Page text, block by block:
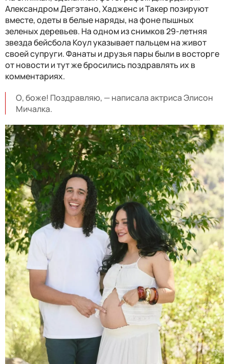
Александром Дегэтано, Хадженс и Такер позируют
вместе, одеты в белые наряды, на фоне пышных
зеленых деревьев. На одном из снимков 29-летняя
звезда бейсбола Коул указывает пальцем на живот
своей супруги. Фанаты и друзья пары были в восторге
от новости и тут же бросились поздравлять их в
комментариях.
О, боже! Поздравляю, — написала актриса Элисон
Мичалка.